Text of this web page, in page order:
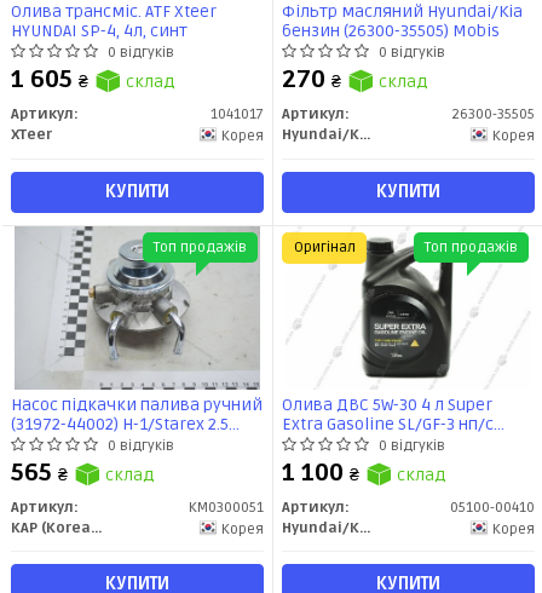
Олива трансміс. ATF Xteer
HYUNDAI SP-4, 4л, синт
0 відгуків
1 605 ₴ склад
Артикул:
1041017
XTeer
Корея
КУПИТИ
Фільтр масляний Hyundai/Kia
бензин (26300-35505) Mobis
0 відгуків
270 ₴ склад
Артикул:
26300-35505
Hyundai/Kia/Mobis
Корея
КУПИТИ
Насос підкачки палива ручний
(31972-44002) H-1/Starex 2.5
(97-) (KM0300051) KAP
0 відгуків
565 ₴ склад
Артикул:
KM0300051
KAP (KoreaAutoParts)
Корея
КУПИТИ
Топ продажів
Олива ДВС 5W-30 4 л Super
Extra Gasoline SL/GF-3 нп/с
(05100-00410) Mobis
0 відгуків
1 100 ₴ склад
Артикул:
05100-00410
Hyundai/Kia/Mobis
Корея
КУПИТИ
Топ продажів
Оригінал